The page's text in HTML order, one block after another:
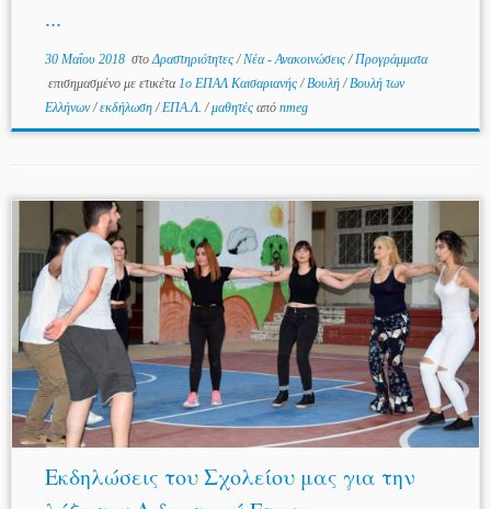
...
30 Μαΐου 2018στοΔραστηριότητες/Νέα - Ανακοινώσεις/Προγράμματα
επισημασμένο με ετικέτα1ο ΕΠΑΛ Καισαριανής/Βουλή/Βουλή των
Ελλήνων/εκδήλωση/ΕΠΑ.Λ./μαθητές από nmeg
Εκδηλώσεις του Σχολείου μας για την